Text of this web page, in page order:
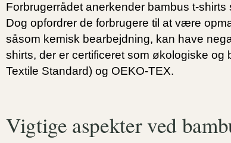
Forbrugerrådet anerkender bambus t-
Dog opfordrer de forbrugere til at være
såsom kemisk bearbejdning, kan have
shirts, der er certificeret som økologiske
Textile Standard) og OEKO-TEX.
Vigtige aspekter ved